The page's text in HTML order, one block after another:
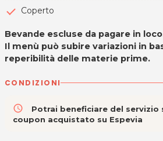
Coperto
Bevande escluse da pagare in
Il menù può subire variazioni in
reperibilità delle materie prime.
CONDIZIONI
access_time
Potrai beneficiare del
coupon acquistato su Espevia